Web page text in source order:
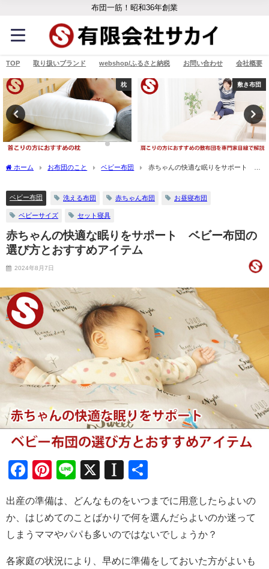
布団一筋！昭和36年創業
TOP 取り扱いブランド webshop/ふるさと納税 お問い合わせ 会社概要
敷き布団 枕
ホーム お布団のこと ベビー布団
赤ちゃんの快適な眠りをサポート ベ
ベビー布団 洗える布団 赤ちゃん布団 お昼寝布団
ベビーサイズ セット寝具
赤ちゃんの快適な眠りをサポート ベビー布団の
選び方とおすすめアイテム
2024年8月7日
Facebook
Pinterest
Line
X Instapaper
出産の準備は、どんなものをいつまでに用意したらよいの
か、はじめてのことばかりで何を選んだらよいのか迷って
しまうママやパパも多いのではないでしょうか？
各家庭の状況により、早めに準備をしておいた方がよいも